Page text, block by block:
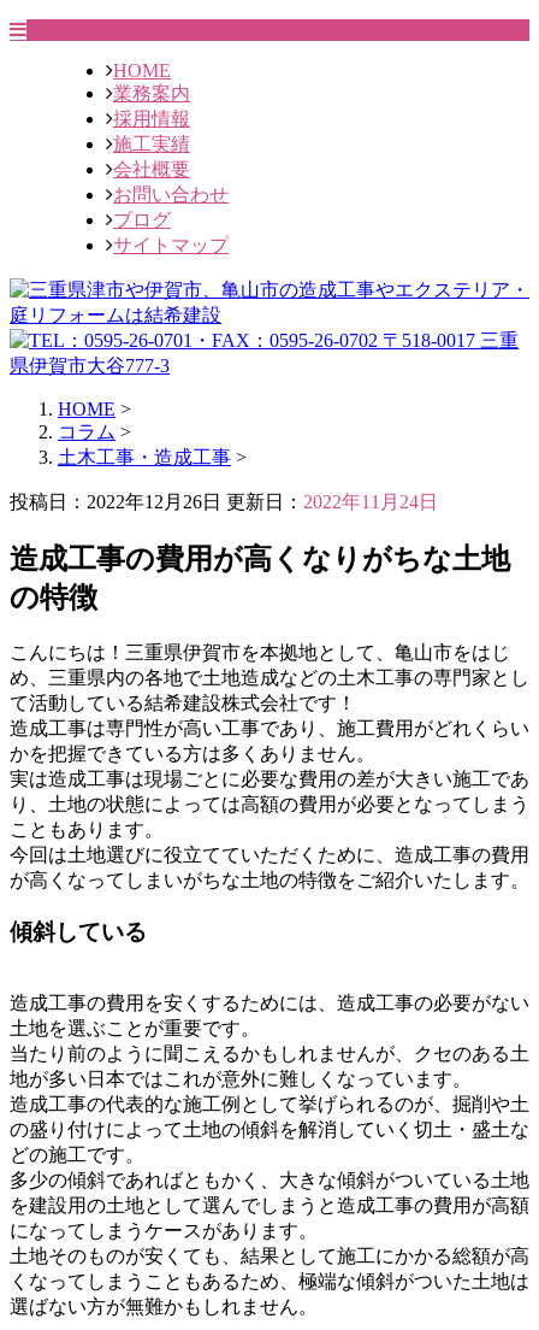
HOME
業務案内
採用情報
施工実績
会社概要
お問い合わせ
ブログ
サイトマップ
HOME >
コラム >
土木工事・造成工事 >
投稿日：2022年12月26日 更新日： 2022年11月24日
造成工事の費用が高くなりがちな土地
の特徴
こんにちは！三重県伊賀市を本拠地として、亀山市をはじ
め、三重県内の各地で土地造成などの土木工事の専門家とし
て活動している結希建設株式会社です！
造成工事は専門性が高い工事であり、施工費用がどれくらい
かを把握できている方は多くありません。
実は造成工事は現場ごとに必要な費用の差が大きい施工であ
り、土地の状態によっては高額の費用が必要となってしまう
こともあります。
今回は土地選びに役立てていただくために、造成工事の費用
が高くなってしまいがちな土地の特徴をご紹介いたします。
傾斜している
造成工事の費用を安くするためには、造成工事の必要がない
土地を選ぶことが重要です。
当たり前のように聞こえるかもしれませんが、クセのある土
地が多い日本ではこれが意外に難しくなっています。
造成工事の代表的な施工例として挙げられるのが、掘削や土
の盛り付けによって土地の傾斜を解消していく切土・盛土な
どの施工です。
多少の傾斜であればともかく、大きな傾斜がついている土地
を建設用の土地として選んでしまうと造成工事の費用が高額
になってしまうケースがあります。
土地そのものが安くても、結果として施工にかかる総額が高
くなってしまうこともあるため、極端な傾斜がついた土地は
選ばない方が無難かもしれません。